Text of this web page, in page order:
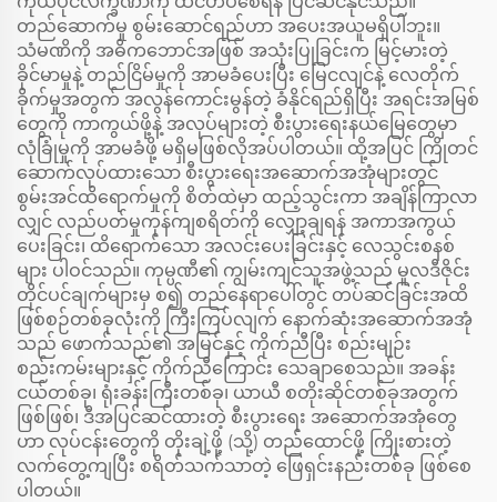
တည်ဆောက်မှု စွမ်းဆောင်ရည်ဟာ အပေးအယူမရှိပါဘူး။
သံမဏိကို အဓိကဘောင်အဖြစ် အသုံးပြုခြင်းက မြင့်မားတဲ့
ခိုင်မာမှုနဲ့ တည်ငြိမ်မှုကို အာမခံပေးပြီး မြေငလျင်နဲ့ လေတိုက်
ခိုက်မှုအတွက် အလွန်ကောင်းမွန်တဲ့ ခံနိုင်ရည်ရှိပြီး အရင်းအမြစ်
တွေကို ကာကွယ်ဖို့နဲ့ အလုပ်များတဲ့ စီးပွားရေးနယ်မြေတွေမှာ
လုံခြုံမှုကို အာမခံဖို့ မရှိမဖြစ်လိုအပ်ပါတယ်။ ထို့အပြင် ကြိုတင်
ဆောက်လုပ်ထားသော စီးပွားရေးအဆောက်အအုံများတွင်
စွမ်းအင်ထိရောက်မှုကို စိတ်ထဲမှာ ထည့်သွင်းကာ အချိန်ကြာလာ
လျှင် လည်ပတ်မှုကုန်ကျစရိတ်ကို လျှော့ချရန် အကာအကွယ်
ပေးခြင်း၊ ထိရောက်သော အလင်းပေးခြင်းနှင့် လေသွင်းစနစ်
များ ပါဝင်သည်။ ကုမ္ပဏီ၏ ကျွမ်းကျင်သူအဖွဲ့သည် မူလဒီဇိုင်း
တိုင်ပင်ချက်များမှ စ၍ တည်နေရာပေါ်တွင် တပ်ဆင်ခြင်းအထိ
ဖြစ်စဉ်တစ်ခုလုံးကို ကြီးကြပ်လျက် နောက်ဆုံးအဆောက်အအုံ
သည် ဖောက်သည်၏ အမြင်နှင့် ကိုက်ညီပြီး စည်းမျဉ်း
စည်းကမ်းများနှင့် ကိုက်ညီကြောင်း သေချာစေသည်။ အခန်း
ငယ်တစ်ခု၊ ရုံးခန်းကြီးတစ်ခု၊ ယာယီ စတိုးဆိုင်တစ်ခုအတွက်
ဖြစ်ဖြစ်၊ ဒီအပြင်ဆင်ထားတဲ့ စီးပွားရေး အဆောက်အအုံတွေ
ဟာ လုပ်ငန်းတွေကို တိုးချဲ့ဖို့ (သို့) တည်ထောင်ဖို့ ကြိုးစားတဲ့
လက်တွေ့ကျပြီး စရိတ်သက်သာတဲ့ ဖြေရှင်းနည်းတစ်ခု ဖြစ်စေ
ပါတယ်။